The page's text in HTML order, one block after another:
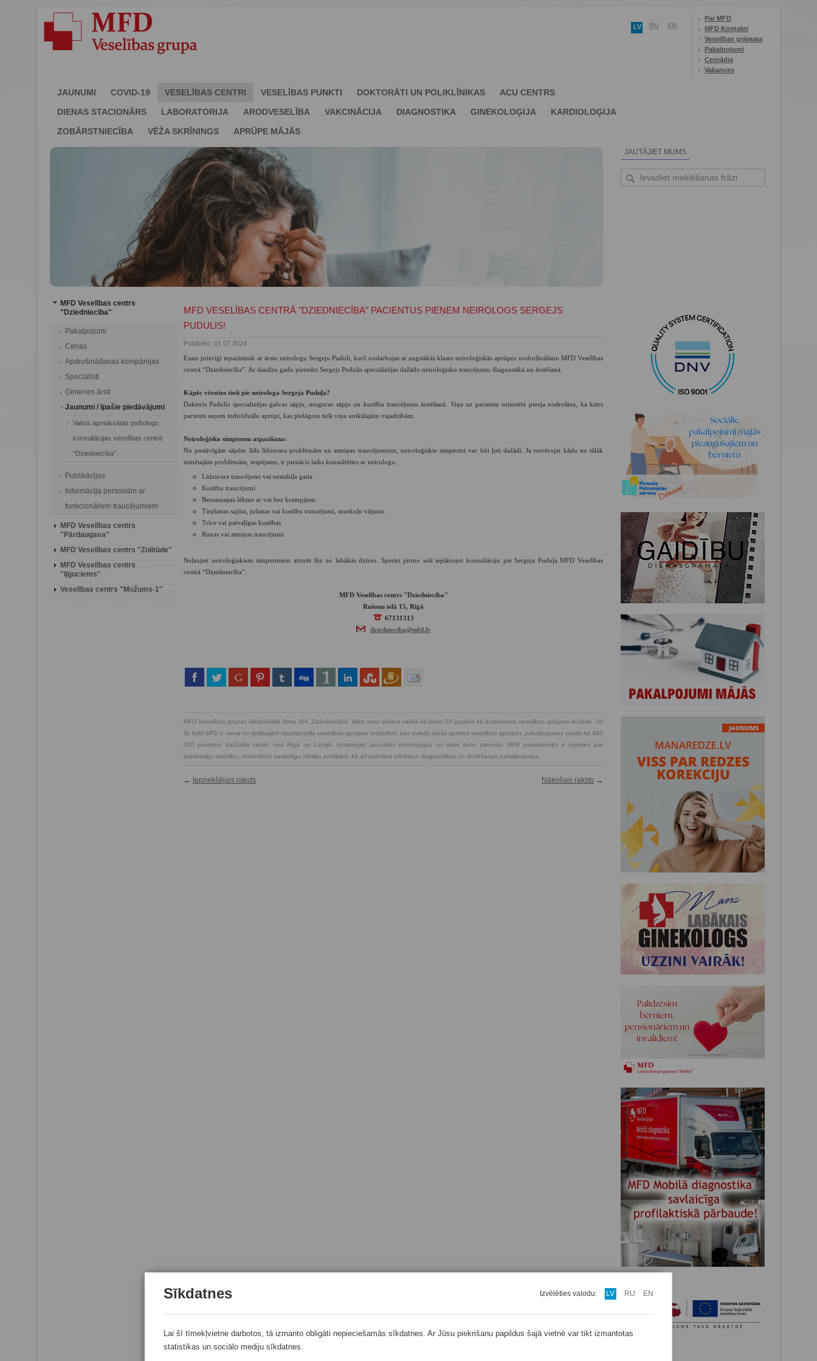
LV RU EN
Par MFD
MFD Kontakti
Veselības grāmata
Pakalpojumi
Cenrādis
Vakances
JAUNUMI COVID-19 VESELĪBAS CENTRI VESELĪBAS PUNKTI DOKTORĀTI UN POLIKLĪNIKAS
ACU CENTRS
DIENAS STACIONĀRS
LABORATORIJA ARODVESELĪBA VAKCINĀCIJA DIAGNOSTIKA GINEKOLOĢIJA
KARDIOLOĢIJA
ZOBĀRSTNIECĪBA
VĒŽA SKRĪNINGS APRŪPE MĀJĀS
JAUTĀJIET MUMS
MFD Veselības centrs
"Dziedniecība"
Pakalpojumi
Cenas
Apdrošināšanas kompānijas
Speciālisti
Ģimenes ārsti
Jaunumi / īpašie piedāvājumi
Valsts apmaksātas psihologu
konsultācijas veselības centrā
“Dziedniecība”
Publikācijas
Informācija personām ar
funkcionāliem traucējumiem
MFD Veselības centrs
"Pārdaugava"
MFD Veselības centrs ''Zolitūde''
MFD Veselības centrs
''Iļģuciems''
Veselības centrs "Možums-1''
MFD VESELĪBAS CENTRĀ "DZIEDNIECĪBA" PACIENTUS PIEŅEM NEIROLOGS SERGEJS
PUDULIS!
Publicēts: 01 07 2024
Esam priecīgi iepazīstināt ar ārstu neirologu Sergeju Puduli, kurš nodarbojas ar augstākās klases neiroloģiskās aprūpes nodrošināšanu MFD Veselības
centrā “Dziedniecība”. Ar daudzu gadu pieredzi Sergejs Pudulis specializējas dažādu neiroloģisko traucējumu diagnostikā un ārstēšanā.
Kāpēc vērsties tieši pie neirologa Sergeja Puduļa?
Dakteris Pudulis specializējas galvas sāpju, muguras sāpju un kustību traucējumu ārstēšanā. Viņa uz pacientu orientētā pieeja nodrošina, ka katrs
pacients saņem individuālu aprūpi, kas pielāgota tieši viņa unikālajām vajadzībām.
Neiroloģisko simptomu atpazīšana:
No pastāvīgām sāpēm līdz līdzsvara problēmām un atmiņas traucējumiem, neiroloģiskie simptomi var būt ļoti dažādi. Ja novērojat kādu no tālāk
minētajām problēmām, iespējams, ir pienācis laiks konsultēties ar neirologu:
Līdzsvara traucējumi vai nestabila gaita
Kustību traucējumi
Bezsamaņas lēkme ar vai bez krampjiem
Tirpšanas sajūta, jušanas vai kustību traucējumi, muskuļu vājums
Trīce vai patvaļīgas kustības
Runas vai atmiņas traucējumi
Neļaujiet neiroloģiskiem simptomiem atturēt Jūs no labākās dzīves. Speriet pirmo soli ieplānojot konsultāciju pie Sergeja Puduļa MFD Veselības
centrā “Dziedniecība”.
MFD Veselības centrs "Dziedniecība"
Rušonu ielā 15, Rīgā
67131313
dziednieciba@mfd.lv
MFD Veselības grupas Medicīniskā firma SIA „Dziedniecība” sāka savu vēsturi vairāk kā pirms 50 gadiem kā ambulatora veselības aprūpes iestāde. Uz
šo brīdi MFD ir viena no lielākajām daudzprofila veselības aprūpes iestādēm, kas sniedz plaša spektra veselības aprūpes pakalpojumus vairāk kā 400
000 pacientu dažādās vietās visā Rīgā un Latvijā. Izmantojot jaunākās tehnoloģijas un izcilo ārstu pieredzi, MFD pamatmērķis ir rūpēties par
iedzīvotāju veselību, nodrošinot savlaicīgu slimību profilaksi, kā arī sniedzot efektīvus diagnostikas un ārstēšanas pakalpojumus.
← Iepriekšējais raksts Nākošais raksts →
Sīkdatnes Izvēlēties valodu: LV RU EN
Lai šī tīmekļvietne darbotos, tā izmanto obligāti nepieciešamās sīkdatnes. Ar Jūsu piekrišanu papildus šajā vietnē var tikt izmantotas
statistikas un sociālo mediju sīkdatnes.